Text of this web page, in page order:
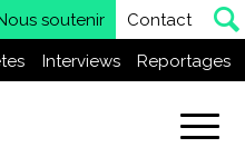
soutenir Contact
Interviews Reportages